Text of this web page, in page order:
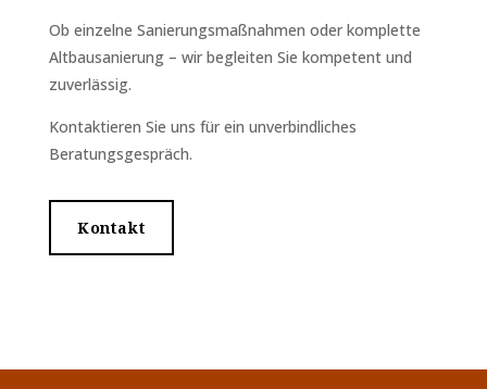
Ob einzelne Sanierungsmaßnahmen oder komplette
Altbausanierung – wir begleiten Sie kompetent und
zuverlässig.
Kontaktieren Sie uns für ein unverbindliches
Beratungsgespräch.
Kontakt